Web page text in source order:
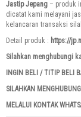
Jastip Jepang – produk
dicatat kami melayani
kelancaran transaksi
Detail produk : https://
Silahkan menghubungi
INGIN BELI / TITIP BELI
SILAHKAN
MELALUI KONTAK